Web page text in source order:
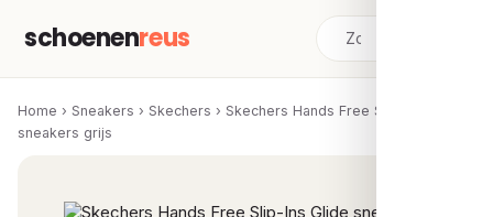
schoenenreus
Home › Sneakers › Skechers › Skechers Hands Free Slip-Ins Glide
sneakers grijs